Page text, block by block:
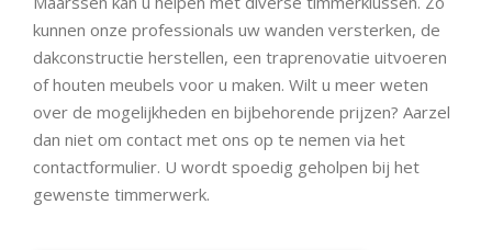
kunnen onze professionals uw wanden versterken, de
dakconstructie herstellen, een traprenovatie uitvoeren
of houten meubels voor u maken. Wilt u meer weten
over de mogelijkheden en bijbehorende prijzen? Aarzel
dan niet om contact met ons op te nemen via het
contactformulier. U wordt spoedig geholpen bij het
gewenste timmerwerk.